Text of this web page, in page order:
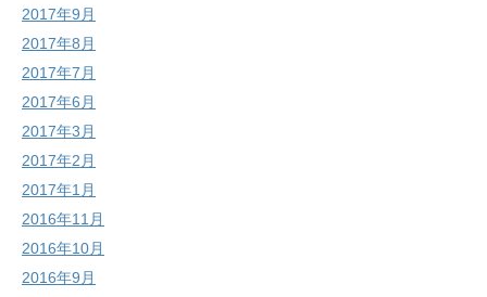
2017年9月
2017年8月
2017年7月
2017年6月
2017年3月
2017年2月
2017年1月
2016年11月
2016年10月
2016年9月